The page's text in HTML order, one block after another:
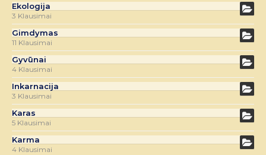
Ekologija
3 Klausimai
Gimdymas
11 Klausimai
Gyvūnai
4 Klausimai
Inkarnacija
3 Klausimai
Karas
5 Klausimai
Karma
4 Klausimai